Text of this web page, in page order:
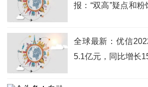
报：“双高”疑点和
全球最新：优信
5.1亿元，同比增长